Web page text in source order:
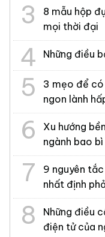
8 mẫu hộp
mọi thời đại
Những điều
3 mẹo để có
ngon lành
Xu hướng
ngành bao bì
9 nguyên
nhất định
Những điều
điện tử của